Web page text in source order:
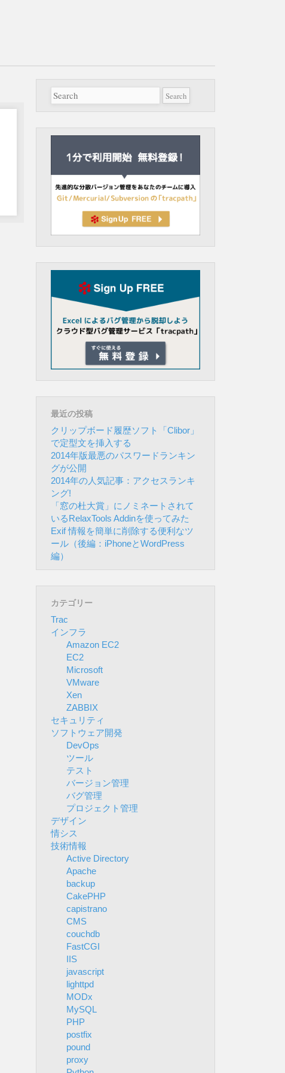
最近の投稿
クリップボード履歴ソフト「Clibor」
で定型文を挿入する
2014年版最悪のパスワードランキン
グが公開
2014年の人気記事：アクセスランキ
ング!
「窓の杜大賞」にノミネートされて
いるRelaxTools Addinを使ってみた
Exif 情報を簡単に削除する便利なツ
ール（後編：iPhoneとWordPress
編）
カテゴリー
Trac
インフラ
Amazon EC2
EC2
Microsoft
VMware
Xen
ZABBIX
セキュリティ
ソフトウェア開発
DevOps
ツール
テスト
バージョン管理
バグ管理
プロジェクト管理
デザイン
情シス
技術情報
Active Directory
Apache
backup
CakePHP
capistrano
CMS
couchdb
FastCGI
IIS
javascript
lighttpd
MODx
MySQL
PHP
postfix
pound
proxy